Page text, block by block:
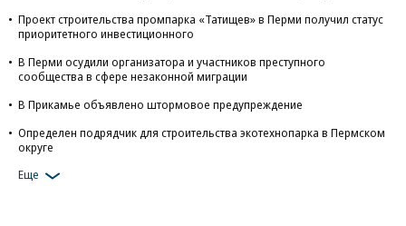
Проект строительства промпарка «Татищев» в Перми получил статус
приоритетного инвестиционного
В Перми осудили организатора и участников преступного
сообщества в сфере незаконной миграции
В Прикамье объявлено штормовое предупреждение
Определен подрядчик для строительства экотехнопарка в Пермском
округе
Еще